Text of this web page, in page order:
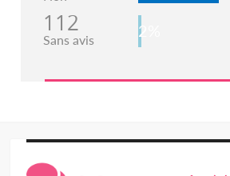
112
Sans avis 2%